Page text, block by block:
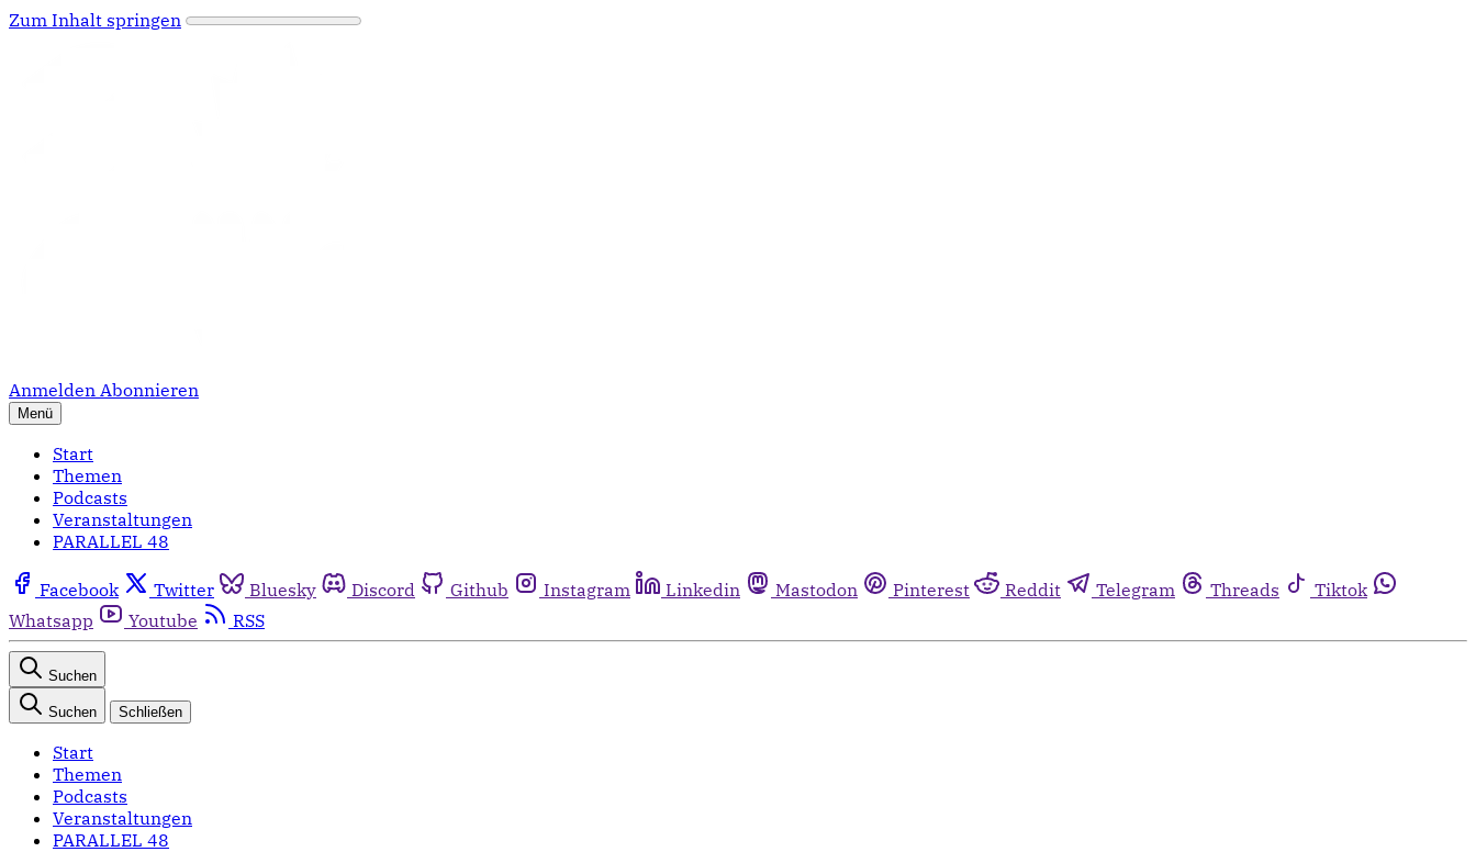
Zum Inhalt springen
Anmelden Abonnieren
Menü
Start
Themen
Podcasts
Veranstaltungen
PARALLEL 48
Facebook Twitter Bluesky Discord Github Instagram Linkedin Mastodon Pinterest Reddit Telegram Threads
Tiktok
Whatsapp
Youtube RSS
Suchen
Suchen Schließen
Start
Themen
Podcasts
Veranstaltungen
PARALLEL 48